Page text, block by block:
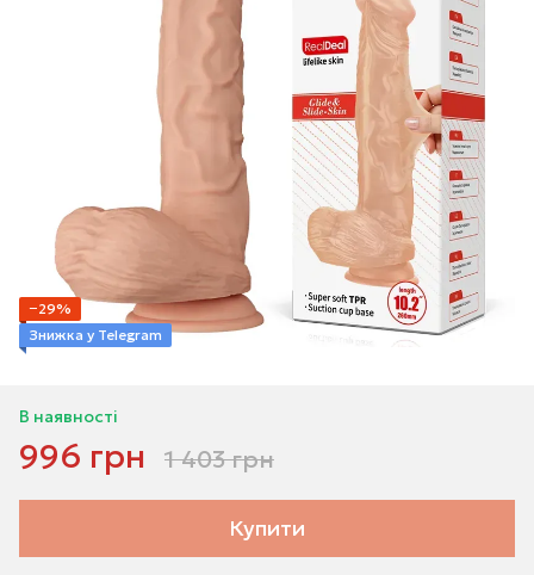
−29%
Знижка у Telegram
В наявності
996 грн 1 403 грн
Купити